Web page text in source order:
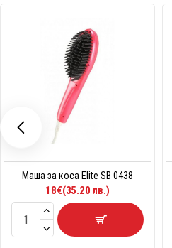
Маша за коса Elite SB 0438
18€(35.20 лв.)